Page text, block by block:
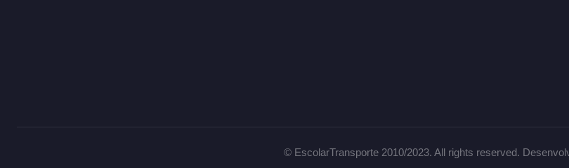
© EscolarTransporte 2010/2023. All rights reserved.